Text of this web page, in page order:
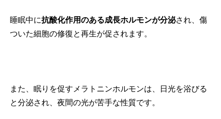
睡眠中に抗酸化作用のある成長ホルモンが分泌され、傷
ついた細胞の修復と再生が促されます。
また、眠りを促すメラトニンホルモンは、日光を浴びる
と分泌され、夜間の光が苦手な性質です。